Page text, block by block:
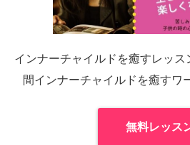
インナーチャイルドを癒すレッス
間インナーチャイルドを癒すワ
無料レッス